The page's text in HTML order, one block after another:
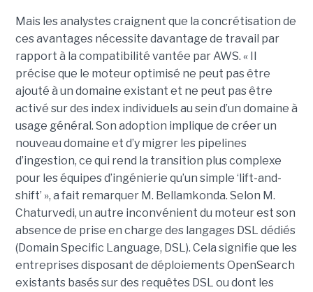
Mais les analystes craignent que la concrétisation de
ces avantages nécessite davantage de travail par
rapport à la compatibilité vantée par AWS. « Il
précise que le moteur optimisé ne peut pas être
ajouté à un domaine existant et ne peut pas être
activé sur des index individuels au sein d’un domaine à
usage général. Son adoption implique de créer un
nouveau domaine et d’y migrer les pipelines
d’ingestion, ce qui rend la transition plus complexe
pour les équipes d’ingénierie qu’un simple ‘lift-and-
shift’ », a fait remarquer M. Bellamkonda. Selon M.
Chaturvedi, un autre inconvénient du moteur est son
absence de prise en charge des langages DSL dédiés
(Domain Specific Language, DSL). Cela signifie que les
entreprises disposant de déploiements OpenSearch
existants basés sur des requêtes DSL ou dont les